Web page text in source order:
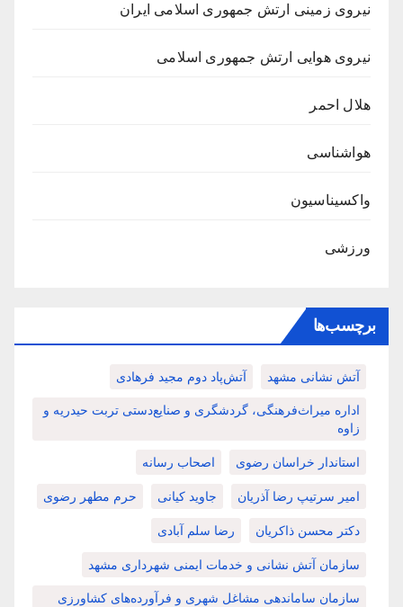
نیروی زمینی ارتش جمهوری اسلامی ایران
نیروی هوایی ارتش جمهوری اسلامی
هلال احمر
هواشناسی
واکسیناسیون
ورزشی
برچسب‌ها
آتش نشانی مشهد آتش‌پاد دوم مجید فرهادی
اداره میراث‌فرهنگی، گردشگری و صنایع‌دستی تربت حیدریه و
زاوه
استاندار خراسان رضوی اصحاب رسانه
امیر سرتیپ رضا آذریان جاوید کیانی حرم مطهر رضوی
دکتر محسن ذاکریان رضا سلم آبادی
سازمان آتش نشانی و خدمات ایمنی شهرداری مشهد
سازمان ساماندهی مشاغل شهری و فرآورده‌های کشاورزی